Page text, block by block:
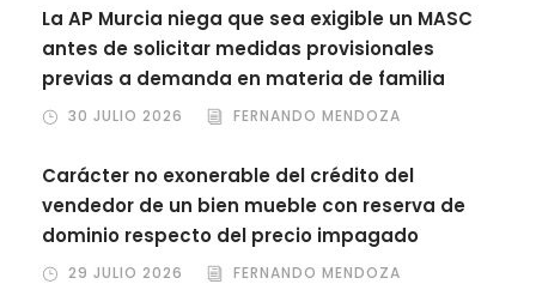
La AP Murcia niega que sea exigible un MASC
antes de solicitar medidas provisionales
previas a demanda en materia de familia
30 JULIO 2026 FERNANDO MENDOZA
Carácter no exonerable del crédito del
vendedor de un bien mueble con reserva de
dominio respecto del precio impagado
29 JULIO 2026 FERNANDO MENDOZA